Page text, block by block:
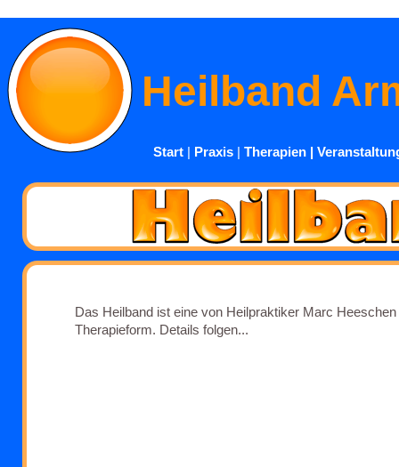
Heilband
Start | Praxis | Therapien |
Das Heilband ist eine von Heilpraktiker Marc
Therapieform. Details folgen...